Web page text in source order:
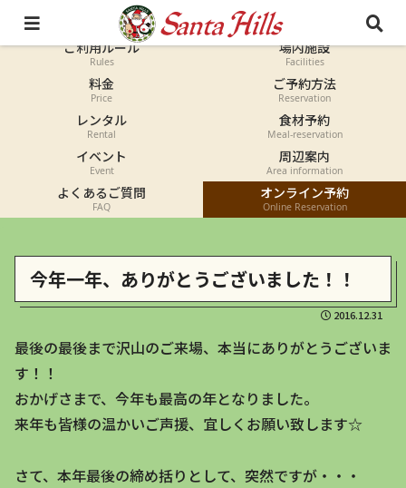
オートキャンプ
Auto-camp
ご利用ルール
Rules
場内施設
Facilities
料金
Price
ご予約方法
Reservation
レンタル
Rental
食材予約
Meal-reservation
イベント
Event
周辺案内
Area information
よくあるご質問
FAQ
オンライン予約
Online Reservation
今年一年、ありがとうございました！！
2016.12.31
最後の最後まで沢山のご来場、本当にありがとうございま
す！！
おかげさまで、今年も最高の年となりました。
来年も皆様の温かいご声援、宜しくお願い致します☆
さて、本年最後の締め括りとして、突然ですが・・・